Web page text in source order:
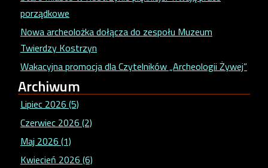
porządkowe
Nowa archeolożka dołącza do zespołu Muzeum
Twierdzy Kostrzyn
Wakacyjna promocja dla Czytelników „Archeologii Żywej”
Archiwum
Lipiec 2026 (5)
Czerwiec 2026 (2)
Maj 2026 (1)
Kwiecień 2026 (6)